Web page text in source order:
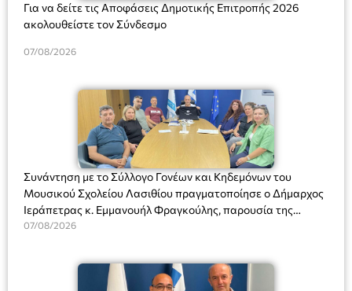
Για να δείτε τις Αποφάσεις Δημοτικής Επιτροπής 2026
ακολουθείστε τον Σύνδεσμο
07/08/2026
Συνάντηση με το Σύλλογο Γονέων και Κηδεμόνων του
Μουσικού Σχολείου Λασιθίου πραγματοποίησε ο Δήμαρχος
Ιεράπετρας κ. Εμμανουήλ Φραγκούλης, παρουσία της
Διευθύντριας του σχολείου κας Μαριάννας Χαΐτα.
07/08/2026